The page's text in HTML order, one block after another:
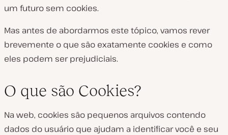
um futuro sem cookies.
Mas antes de abordarmos este tópico, vamos rever
brevemente o que são exatamente cookies e como
eles podem ser prejudiciais.
O que são Cookies?
Na web, cookies são pequenos arquivos contendo
dados do usuário que ajudam a identificar você e seu